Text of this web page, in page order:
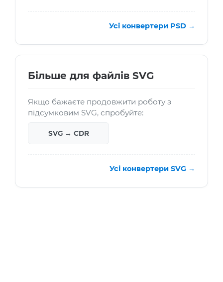
Усі конвертери PSD →
Більше для файлів SVG
Якщо бажаєте продовжити роботу з
підсумковим SVG, спробуйте:
SVG → CDR
Усі конвертери SVG →